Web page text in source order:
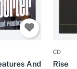
And
CD
Rise